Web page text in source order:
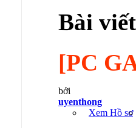
Bài
[PC
bởi
uyenthong
Xem Hồ sơ